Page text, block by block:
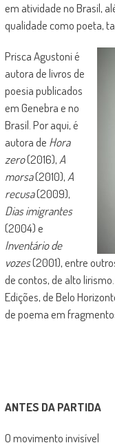
em atividade no Brasil,
qualidade como poeta,
Prisca Agustoni é
autora de livros de
poesia publicados
em Genebra e no
Brasil. Por aqui, é
autora de Hora
zero(2016),A
morsa(2010),A
recusa(2009),
Dias imigrantes
(2004) e
Inventário de
vozes(2001), entre
de contos, de alto
Edições, de Belo
de poema em
ANTES DA PARTIDA
O movimento invisível